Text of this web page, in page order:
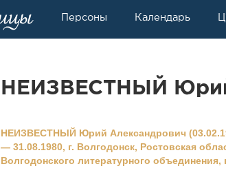
Персоны Календарь
НЕИЗВЕСТНЫЙ
НЕИЗВЕСТНЫЙ Юрий Александрович
— 31.08.1980, г. Волгодонск, Ростовская
Волгодонского литературного объединения,